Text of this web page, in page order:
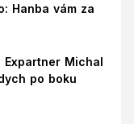
Hanba vám za
Expartner Michal
po boku